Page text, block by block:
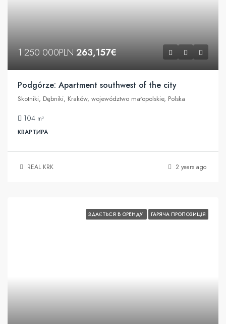
1 250 000PLN 263,157€
Podgórze: Apartment southwest of the city
Skotniki, Dębniki, Kraków, województwo małopolskie, Polska
104 m²
КВАРТИРА
REAL KRK 2 years ago
ЗДАЄТЬСЯ В ОРЕНДУ ГАРЯЧА ПРОПОЗИЦІЯ